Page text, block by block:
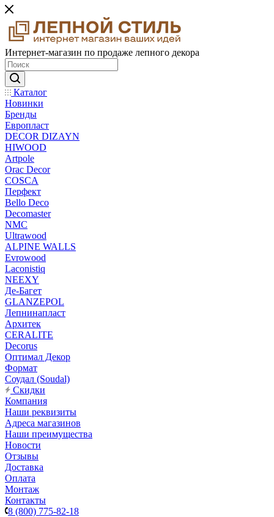
Интернет-магазин по продаже лепного декора
Каталог
Новинки
Бренды
Европласт
DECOR DIZAYN
HIWOOD
Artpole
Orac Decor
COSCA
Перфект
Bello Deco
Decomaster
NMС
Ultrawood
ALPINE WALLS
Evrowood
Laconistiq
NEEXY
Де-Багет
GLANZEPOL
Лепнинапласт
Архитек
CERALITE
Decorus
Оптимал Декор
Формат
Соудал (Soudal)
Скидки
Компания
Наши реквизиты
Адреса магазинов
Наши преимущества
Новости
Отзывы
Доставка
Оплата
Монтаж
Контакты
8 (800) 775-82-18